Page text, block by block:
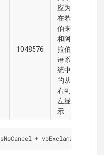
1048576
应为
在希
伯来
和阿
拉伯
语系
统中
的从
右到
左显
示
+ vbExclamation +